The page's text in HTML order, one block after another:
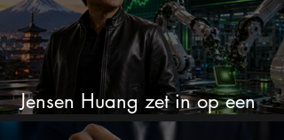
Jensen Huang zet in op een
aandeel dat bijna niemand kent